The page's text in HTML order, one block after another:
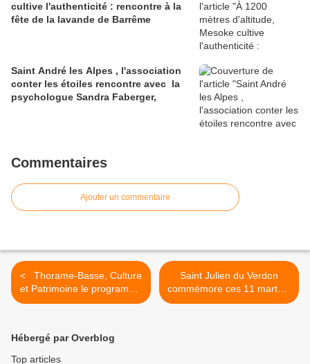
cultive l'authenticité : rencontre à la
fête de la lavande de Barrême
Saint André les Alpes , l'association
conter les étoiles rencontre avec la
psychologue Sandra Faberger,
Commentaires
Ajouter un commentaire
< Thorame-Basse, Culture
et Patrimoine le programme
des manifestations
Saint Julien du Verdon
commémore ces 11 martyrs
fusillés en plein champ >
Hébergé par Overblog
Top articles